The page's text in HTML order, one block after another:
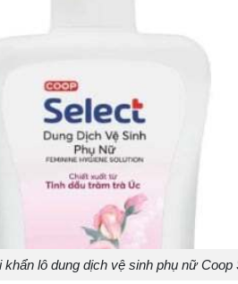
khẩn lô dung dịch vệ sinh phụ nữ Coop